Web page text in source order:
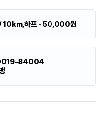
하프 - 50,000원
84004